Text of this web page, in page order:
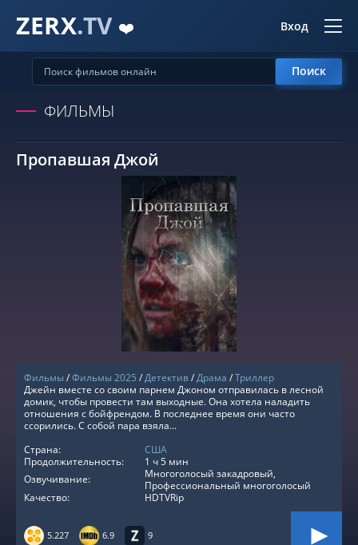
ZERX.TV ❤️ Вход
Поиск
ФИЛЬМЫ
Пропавшая Джой
СМОТРЕТЬ ОНЛАЙН
Фильмы/Фильмы 2025 /Детектив/Драма /Триллер
5.227 6.9 9
Джейн вместе со своим парнем Джоном отправилась в лесной
домик, чтобы провести там выходные. Она хотела наладить
отношения с бойфрендом. В последнее время они часто
ссорились. С собой пара взяла...
Страна:
США
Продолжительность:
1 ч 5 мин
Озвучивание:
Многоголосый закадровый,
Профессиональный многоголосый
Качество:
HDTVRip